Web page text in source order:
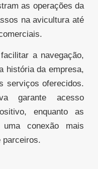
as operações da
na avicultura até
a navegação,
história da empresa,
serviços oferecidos.
garante acesso
enquanto as
conexão mais
parceiros.